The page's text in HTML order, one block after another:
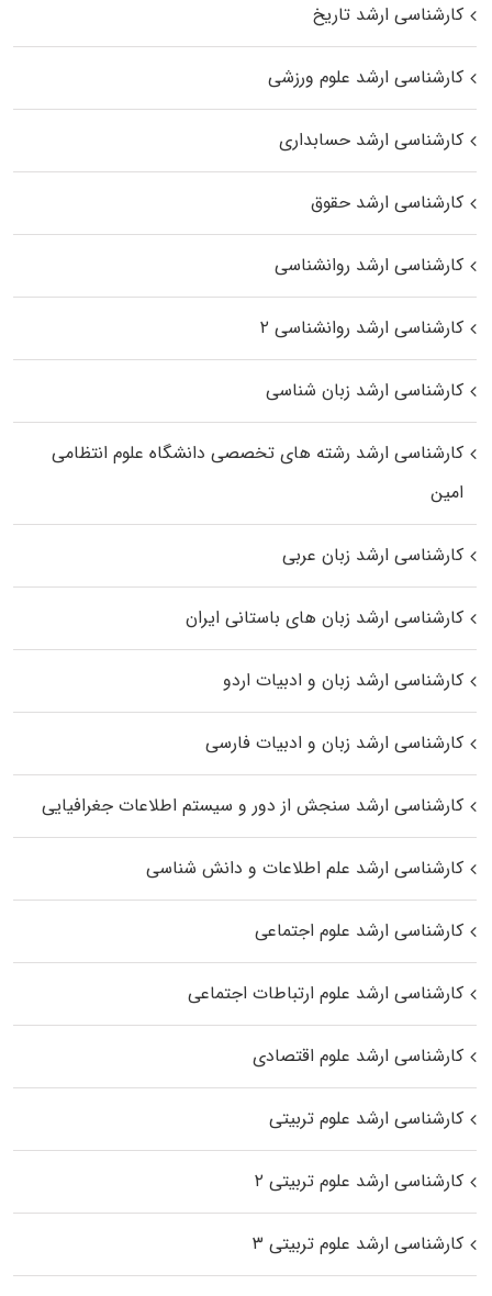
کارشناسی ارشد تاریخ
کارشناسی ارشد علوم ورزشی
کارشناسی ارشد حسابداری
کارشناسی ارشد حقوق
کارشناسی ارشد روانشناسی
کارشناسی ارشد روانشناسی ۲
کارشناسی ارشد زبان شناسی
کارشناسی ارشد رﺷﺘﻪ ﻫﺎی تخصصی داﻧﺸﮕﺎه ﻋﻠﻮم انتظامی
اﻣﻴﻦ
کارشناسی ارشد زبان عربی
کارشناسی ارشد زبان‌ های باستانی ایران
کارشناسی ارشد زبان و ادبیات اردو
کارشناسی ارشد زبان و ادبیات فارسی
کارشناسی ارشد سنجش از دور و سیستم اطلاعات جغرافیایی
کارشناسی ارشد علم اطلاعات و دانش شناسی
کارشناسی ارشد علوم اجتماعی
کارشناسی ارشد علوم ارتباطات اجتماعی
کارشناسی ارشد علوم اقتصادی
کارشناسی ارشد علوم تربیتی
کارشناسی ارشد علوم تربیتی ۲
کارشناسی ارشد علوم تربیتی ۳